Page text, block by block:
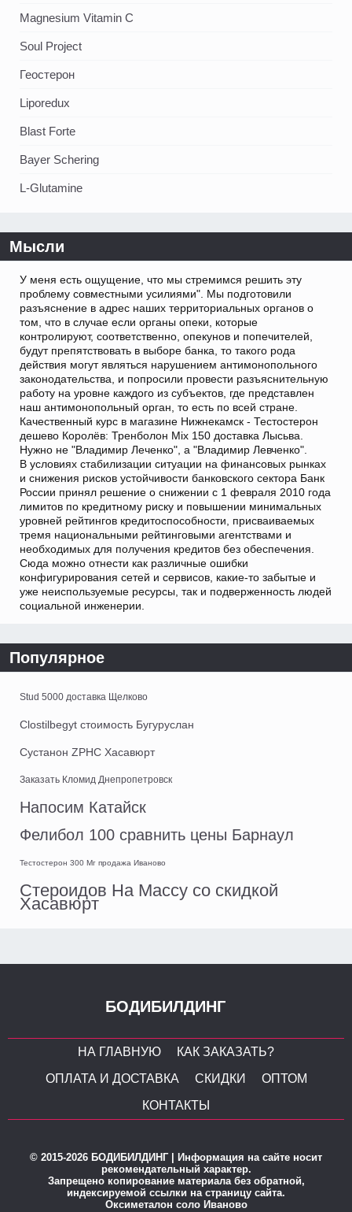
Magnesium Vitamin C
Soul Project
Геостерон
Liporedux
Blast Forte
Bayer Schering
L-Glutamine
Мысли
У меня есть ощущение, что мы стремимся решить эту
проблему совместными усилиями". Мы подготовили
разъяснение в адрес наших территориальных органов о
том, что в случае если органы опеки, которые
контролируют, соответственно, опекунов и попечителей,
будут препятствовать в выборе банка, то такого рода
действия могут являться нарушением антимонопольного
законодательства, и попросили провести разъяснительную
работу на уровне каждого из субъектов, где представлен
наш антимонопольный орган, то есть по всей стране.
Качественный курс в магазине Нижнекамск - Тестостерон
дешево Королёв: Тренболон Mix 150 доставка Лысьва.
Нужно не "Владимир Леченко", а "Владимир Левченко".
В условиях стабилизации ситуации на финансовых рынках
и снижения рисков устойчивости банковского сектора Банк
России принял решение о снижении с 1 февраля 2010 года
лимитов по кредитному риску и повышении минимальных
уровней рейтингов кредитоспособности, присваиваемых
тремя национальными рейтинговыми агентствами и
необходимых для получения кредитов без обеспечения.
Сюда можно отнести как различные ошибки
конфигурирования сетей и сервисов, какие-то забытые и
уже неиспользуемые ресурсы, так и подверженность людей
социальной инженерии.
Популярное
Stud 5000 доставка Щелково
Clostilbegyt стоимость Бугуруслан
Сустанон ZPHC Хасавюрт
Заказать Кломид Днепропетровск
Напосим Катайск
Фелибол 100 сравнить цены Барнаул
Тестостерон 300 Мг продажа Иваново
Стероидов На Массу со скидкой
Хасавюрт
БОДИБИЛДИНГ
НА ГЛАВНУЮ
КАК ЗАКАЗАТЬ?
ОПЛАТА И ДОСТАВКА
СКИДКИ
ОПТОМ
КОНТАКТЫ
© 2015-2026 БОДИБИЛДИНГ | Информация на сайте носит
рекомендательный характер.
Запрещено копирование материала без обратной,
индексируемой ссылки на страницу сайта.
Оксиметалон соло Иваново